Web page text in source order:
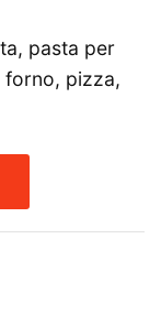
pasta per
pizza,